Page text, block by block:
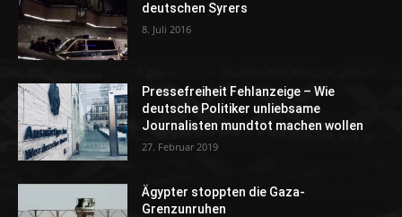
deutschen Syrers
8. Juli 2016
Pressefreiheit Fehlanzeige – Wie
deutsche Politiker unliebsame
Journalisten mundtot machen wollen
27. Februar 2019
Ägypter stoppten die Gaza-
Grenzunruhen